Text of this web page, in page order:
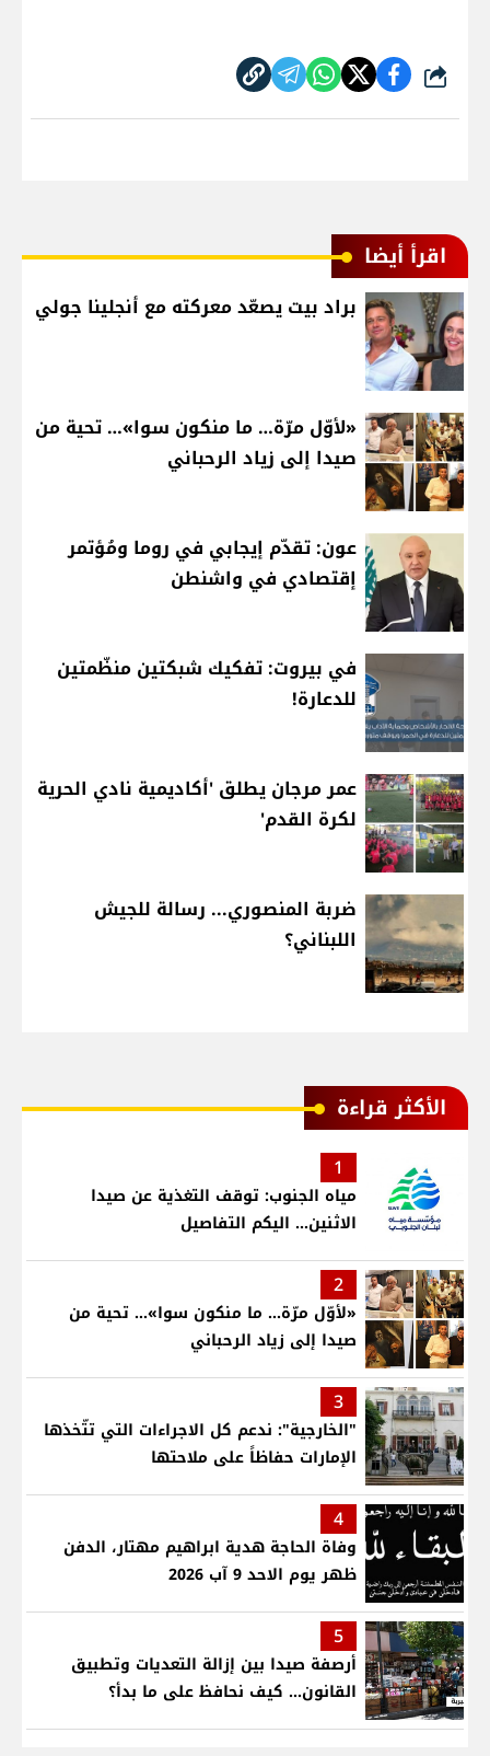
شارك
اقرأ أيضا
براد بيت يصعّد معركته مع أنجلينا جولي
«لأوّل مرّة… ما منكون سوا»… تحية من
صيدا إلى زياد الرحباني
عون: تقدّم إيجابي في روما ومُؤتمر
إقتصادي في واشنطن
في بيروت: تفكيك شبكتين منظّمتين
للدعارة!
عمر مرجان يطلق 'أكاديمية نادي الحرية
لكرة القدم'
ضربة المنصوري... رسالة للجيش
اللبناني؟
الأكثر قراءة
1
مياه الجنوب: توقف التغذية عن صيدا
الاثنين... اليكم التفاصيل
2
«لأوّل مرّة… ما منكون سوا»… تحية من
صيدا إلى زياد الرحباني
3
"الخارجية": ندعم كل الاجراءات التي تتّخذها
الإمارات حفاظاً على ملاحتها
4
وفاة الحاجة هدية ابراهيم مهتار، الدفن
ظهر يوم الاحد 9 آب 2026
5
أرصفة صيدا بين إزالة التعديات وتطبيق
القانون... كيف نحافظ على ما بدأ؟